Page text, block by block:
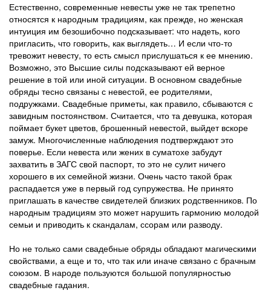
Естественно, современные невесты уже не так трепетно
относятся к народным традициям, как прежде, но женская
интуиция им безошибочно подсказывает: что надеть, кого
пригласить, что говорить, как выглядеть… И если что-то
тревожит невесту, то есть смысл прислушаться к ее мнению.
Возможно, это Высшие силы подсказывают ей верное
решение в той или иной ситуации. В основном свадебные
обряды тесно связаны с невестой, ее родителями,
подружками. Свадебные приметы, как правило, сбываются с
завидным постоянством. Считается, что та девушка, которая
поймает букет цветов, брошенный невестой, выйдет вскоре
замуж. Многочисленные наблюдения подтверждают это
поверье. Если невеста или жених в суматохе забудут
захватить в ЗАГС свой паспорт, то это не сулит ничего
хорошего в их семейной жизни. Очень часто такой брак
распадается уже в первый год супружества. Не принято
приглашать в качестве свидетелей близких родственников. По
народным традициям это может нарушить гармонию молодой
семьи и приводить к скандалам, ссорам или разводу.
Но не только сами свадебные обряды обладают магическими
свойствами, а еще и то, что так или иначе связано с брачным
союзом. В народе пользуются большой популярностью
свадебные гадания.